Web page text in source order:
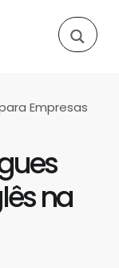
Empresas
na